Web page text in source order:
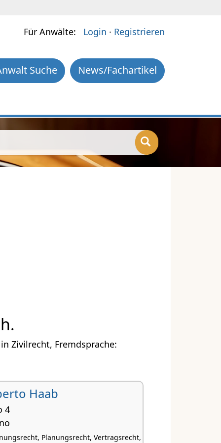
Für Anwälte: Login · Registrieren
News/Fachartikel
Suche
Zivilrecht, Fremdsprache:
Haab
4
Planungsrecht, Vertragsrecht,